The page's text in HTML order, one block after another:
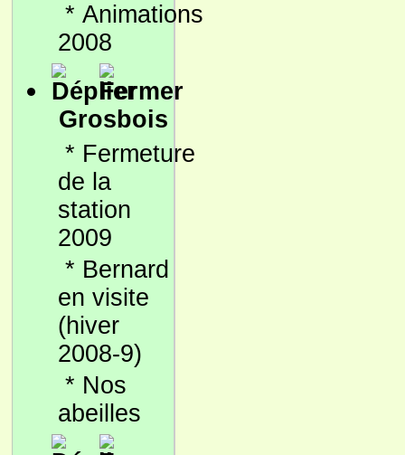
* Animations
2008
Grosbois
* Fermeture
de la
station
2009
* Bernard
en visite
(hiver
2008-9)
* Nos
abeilles